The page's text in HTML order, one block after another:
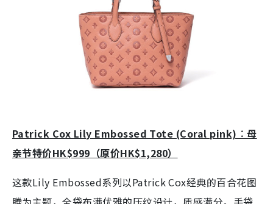
Patrick Cox Lily Embossed Tote (Coral pink)︰母
亲节特价HK$999（原价HK$1,280）
这款Lily Embossed系列以Patrick Cox经典的百合花图